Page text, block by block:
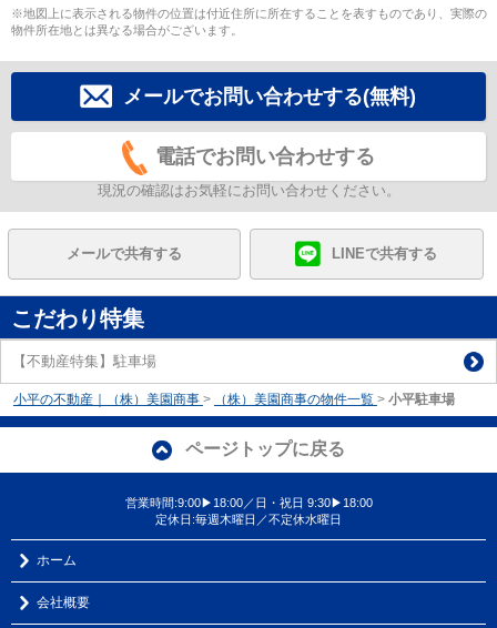
※地図上に表示される物件の位置は付近住所に所在することを表すものであり、実際の
物件所在地とは異なる場合がございます。
メールでお問い合わせする(無料)
電話でお問い合わせする
現況の確認はお気軽にお問い合わせください。
メールで共有する LINEで共有する
こだわり特集
【不動産特集】駐車場
小平の不動産｜（株）美園商事 > （株）美園商事の物件一覧 > 小平駐車場
ページトップに戻る
営業時間:9:00▶18:00／日・祝日 9:30▶18:00
定休日:毎週木曜日／不定休水曜日
ホーム
会社概要